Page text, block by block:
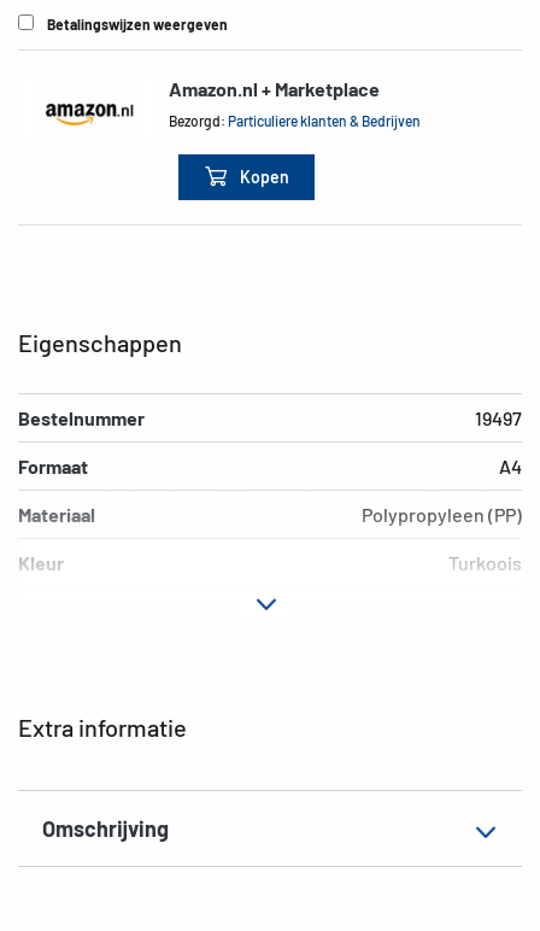
Betalingswijzen weergeven
Amazon.nl + Marketplace
Bezorgd:Particuliere klanten & Bedrijven
Kopen
Extra informatie
Omschrijving
Eigenschappen
Bestelnummer 19497
Formaat A4
Materiaal Polypropyleen (PP)
Kleur Turkoois